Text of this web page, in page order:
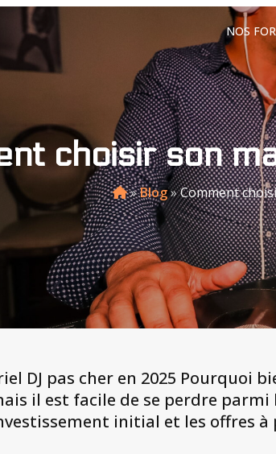
NOS
choisir son
»Blog»Comment
DJ pas cher en 2025 Pourquoi
il est facile de se perdre
initial et les offres